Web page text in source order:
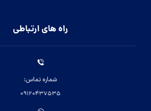
راه های ارتباطی
شماره تماس:
09120437535